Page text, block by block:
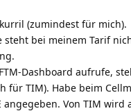
(zumindest für mich).
steht bei meinem Tarif
Dashboard aufrufe,
für TIM). Habe beim
angegeben. Von TIM